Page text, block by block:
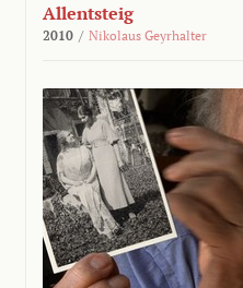
Allentsteig
2010 / Nikolaus Geyrhalter